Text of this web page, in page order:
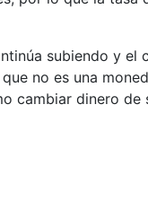
subiendo y
no es una
cambiar dinero de